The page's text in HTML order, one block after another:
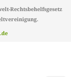
Rechtsbehelfsgesetz